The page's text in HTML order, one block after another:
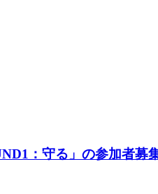
：守る」の参加者募